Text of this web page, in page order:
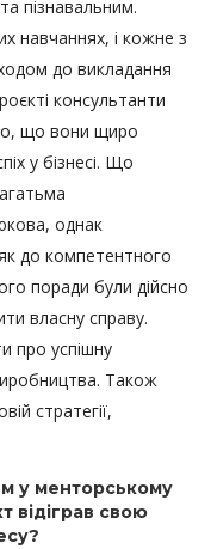
пізнавальним.
навчаннях, і кожне з
до викладання
консультанти
що вони щиро
у бізнесі. Що
однак
до компетентного
поради були дійсно
власну справу.
про успішну
Також
стратегії,
у менторському
відіграв свою